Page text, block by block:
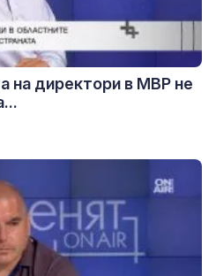
на директори в МВР не